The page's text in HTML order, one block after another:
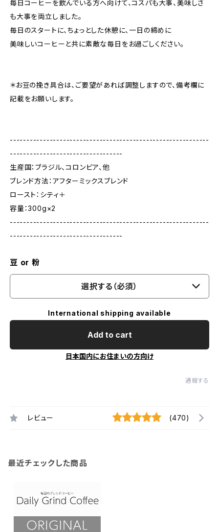
毎日コーヒーを飲んでいる方へ向けて、コスパも大事、美味しさ
も大事を両立しました。
毎日のスタートに、ちょっとした休憩に、一日の締めに
美味しいコーヒーと共に素敵な毎日をお過ごしください。
＊お豆の挽き具合は、ご要望があれば調整しますので、備考欄に
記載をお願いします。
------------------------------------------------------------
----------------------------------
生産国：ブラジル、コロンビア、他
ブレンド方法：アフターミックスブレンド
ロースト：シティ＋
容量：300g×2
------------------------------------------------------------
----------------------------------
豆 or 粉
選択する（必須）
International shipping available
Add to cart
日本国内にお住まいの方向け
通報する
レビュー (470)
最近チェックした商品